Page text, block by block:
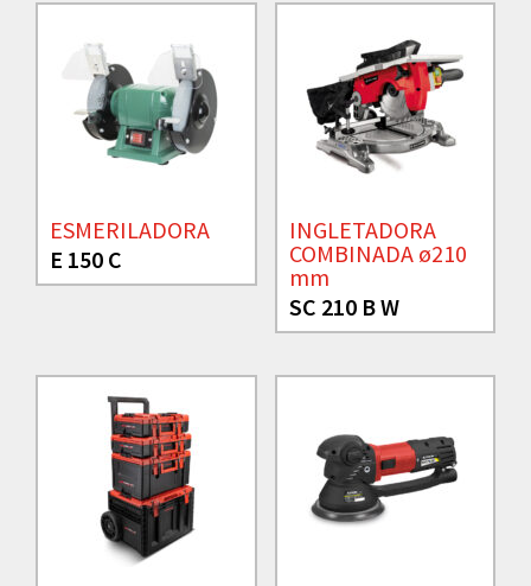
ESMERILADORA
E 150 C
INGLETADORA
COMBINADA ø210
mm
SC 210 B W